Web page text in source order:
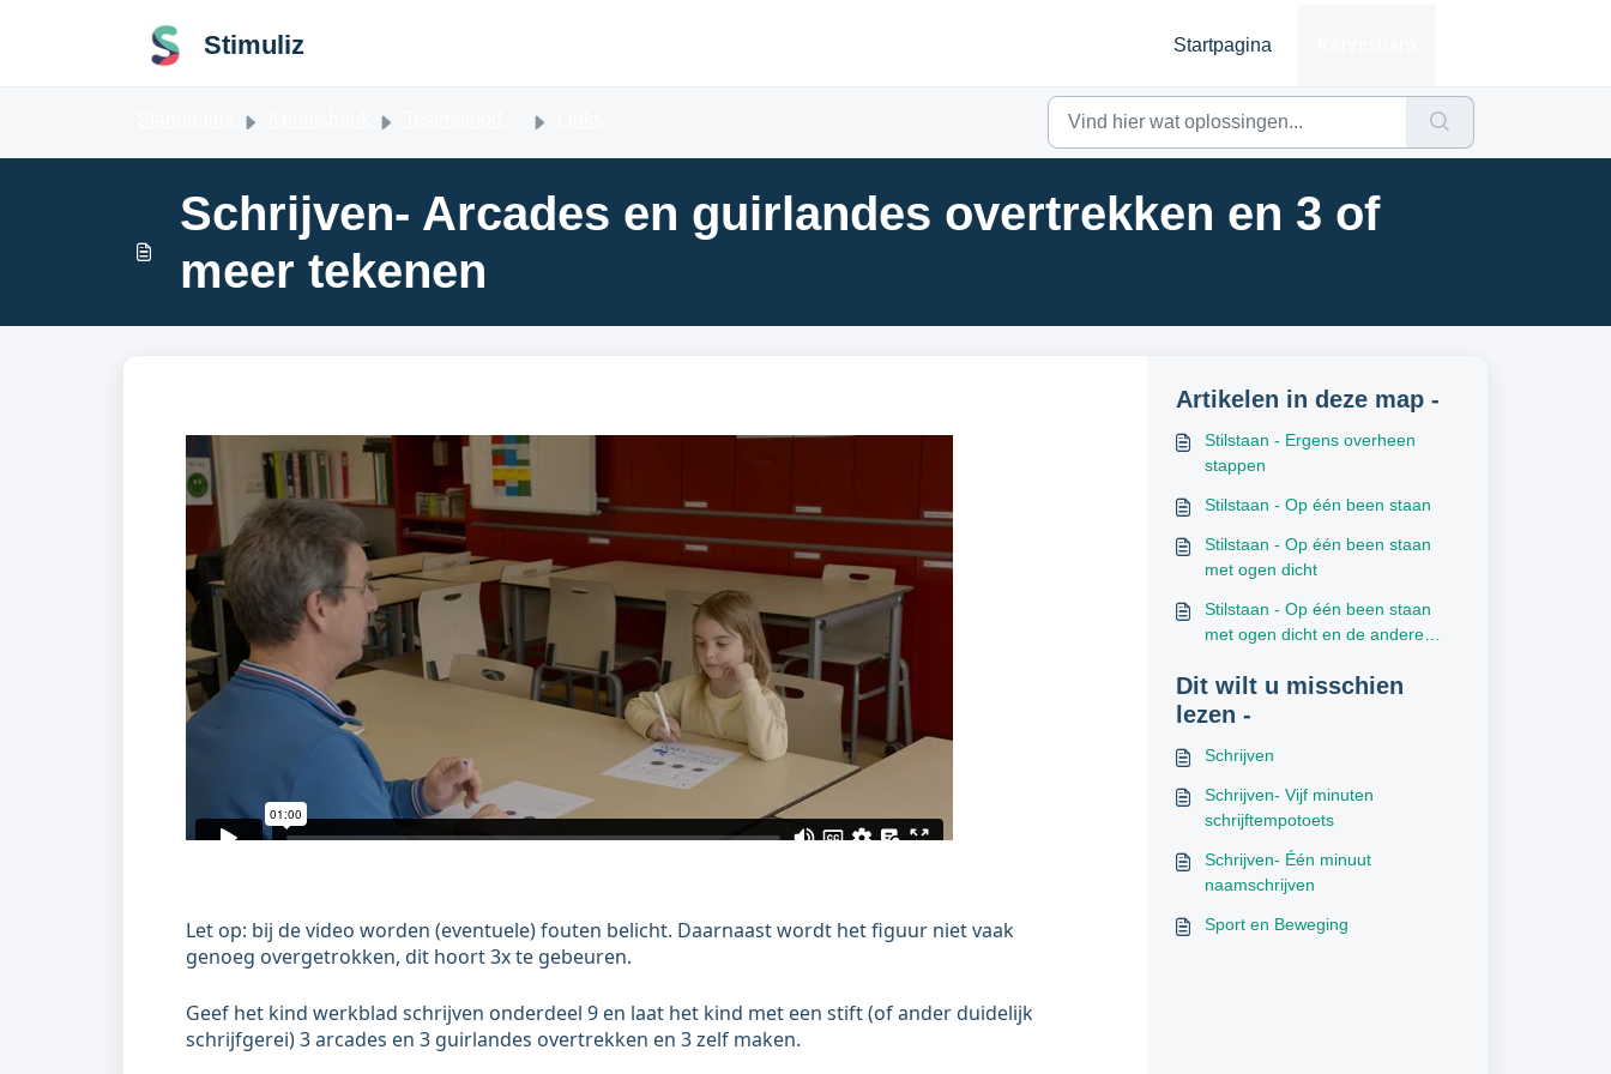
Stimuliz Startpagina
Schrijven- Arcades en guirlandes overtrekken en 3 of
meer tekenen
Let op: bij de video worden (eventuele) fouten belicht. Daarnaast wordt het figuur niet vaak
genoeg overgetrokken, dit hoort 3x te gebeuren.
Geef het kind werkblad schrijven onderdeel 9 en laat het kind met een stift (of ander duidelijk
schrijfgerei) 3 arcades en 3 guirlandes overtrekken en 3 zelf maken.
Artikelen in deze map -
Stilstaan - Ergens overheen
stappen
Stilstaan - Op één been staan
Stilstaan - Op één been staan
met ogen dicht
Stilstaan - Op één been staan
met ogen dicht en de andere
achterkant
Dit wilt u misschien
lezen -
Schrijven
Schrijven- Vijf minuten
schrijftempotoets
Schrijven- Één minuut
naamschrijven
Sport en Beweging